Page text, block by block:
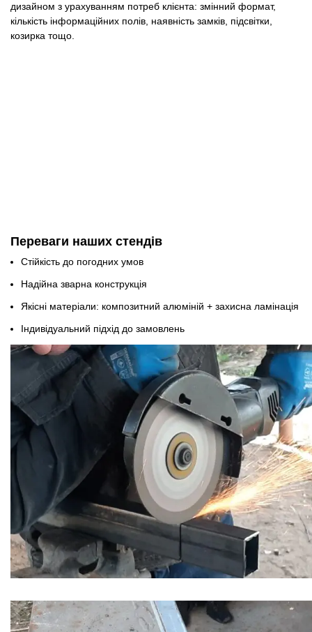
дизайном з урахуванням потреб клієнта: змінний формат,
кількість інформаційних полів, наявність замків, підсвітки,
козирка тощо.
Переваги наших стендів
Стійкість до погодних умов
Надійна зварна конструкція
Якісні матеріали: композитний алюміній + захисна ламінація
Індивідуальний підхід до замовлень